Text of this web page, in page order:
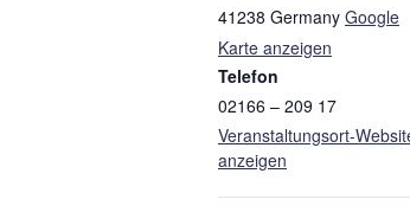
41238 Germany Google
Karte anzeigen
Telefon
02166 – 209 17
Veranstaltungsort-
anzeigen